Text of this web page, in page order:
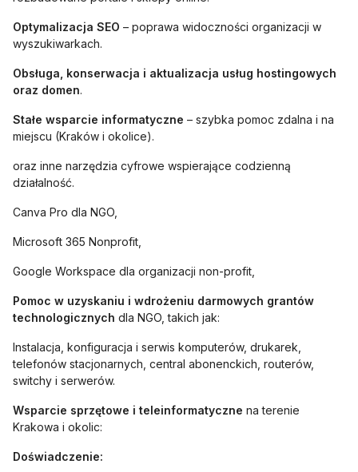
Optymalizacja SEO – poprawa widoczności organizacji w
wyszukiwarkach.
Obsługa, konserwacja i aktualizacja usług hostingowych
oraz domen.
Stałe wsparcie informatyczne – szybka pomoc zdalna i na
miejscu (Kraków i okolice).
oraz inne narzędzia cyfrowe wspierające codzienną
działalność.
Canva Pro dla NGO,
Microsoft 365 Nonprofit,
Google Workspace dla organizacji non-profit,
Pomoc w uzyskaniu i wdrożeniu darmowych grantów
technologicznych dla NGO, takich jak:
Instalacja, konfiguracja i serwis komputerów, drukarek,
telefonów stacjonarnych, central abonenckich, routerów,
switchy i serwerów.
Wsparcie sprzętowe i teleinformatyczne na terenie
Krakowa i okolic:
Doświadczenie: